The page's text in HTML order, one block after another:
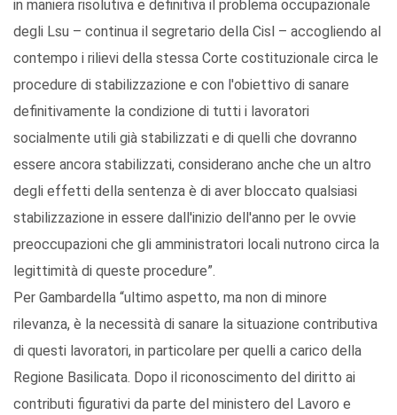
in maniera risolutiva e definitiva il problema occupazionale
degli Lsu – continua il segretario della Cisl – accogliendo al
contempo i rilievi della stessa Corte costituzionale circa le
procedure di stabilizzazione e con l'obiettivo di sanare
definitivamente la condizione di tutti i lavoratori
socialmente utili già stabilizzati e di quelli che dovranno
essere ancora stabilizzati, considerano anche che un altro
degli effetti della sentenza è di aver bloccato qualsiasi
stabilizzazione in essere dall'inizio dell'anno per le ovvie
preoccupazioni che gli amministratori locali nutrono circa la
legittimità di queste procedure”.
Per Gambardella “ultimo aspetto, ma non di minore
rilevanza, è la necessità di sanare la situazione contributiva
di questi lavoratori, in particolare per quelli a carico della
Regione Basilicata. Dopo il riconoscimento del diritto ai
contributi figurativi da parte del ministero del Lavoro e